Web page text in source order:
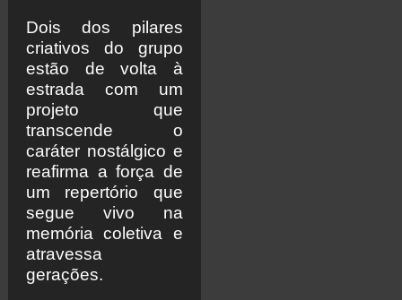
Dois dos pilares
criativos do grupo
estão de volta à
estrada com um
projeto que
transcende o
caráter nostálgico e
reafirma a força de
um repertório que
segue vivo na
memória coletiva e
atravessa
gerações.